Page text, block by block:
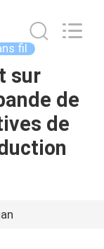
fil
sur
de
de